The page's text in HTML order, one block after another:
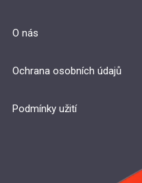
O nás
Ochrana osobních údajů
Podmínky užití